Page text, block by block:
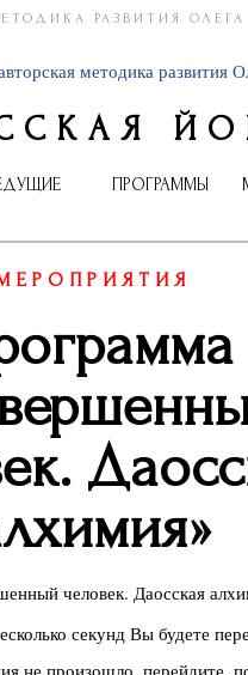
РАЗВИТИЯ ОЛЕГА
ПРОГРАММЫ
человек. Даосская
секунд Вы будете
не произошло, перейдите,